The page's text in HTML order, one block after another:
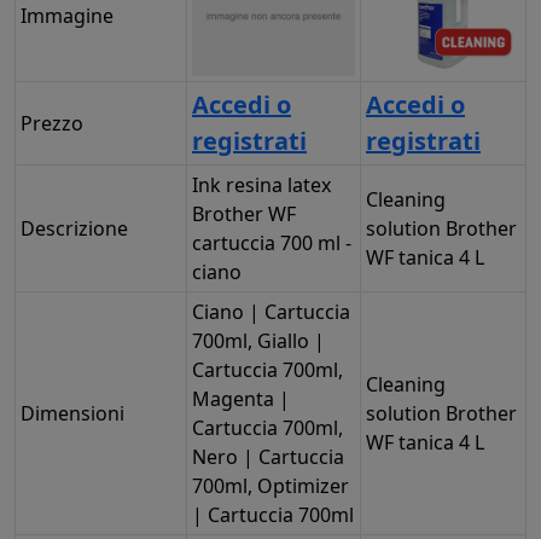
Immagine
Prezzo
Accedi o
registrati
Accedi o
registrati
Descrizione
Ink resina latex
Brother WF
cartuccia 700 ml -
ciano
Cleaning
solution Brother
WF tanica 4 L
Dimensioni
Ciano | Cartuccia
700ml, Giallo |
Cartuccia 700ml,
Magenta |
Cartuccia 700ml,
Nero | Cartuccia
700ml, Optimizer
| Cartuccia 700ml
Cleaning
solution Brother
WF tanica 4 L